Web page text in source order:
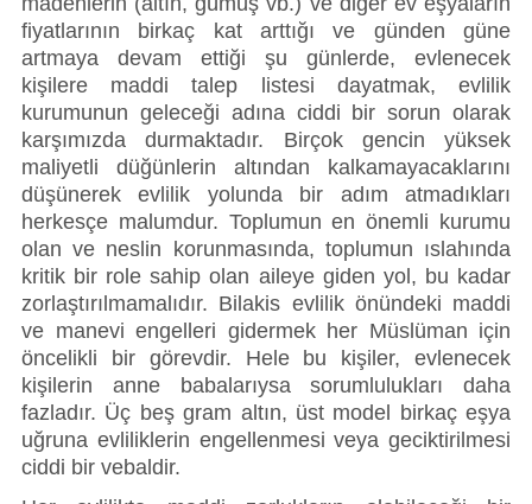
fiyatlarının birkaç kat arttığı ve günden güne
artmaya devam ettiği şu günlerde, evlenecek
kişilere maddi talep listesi dayatmak, evlilik
kurumunun geleceği adına ciddi bir sorun olarak
karşımızda durmaktadır. Birçok gencin yüksek
maliyetli düğünlerin altından kalkamayacaklarını
düşünerek evlilik yolunda bir adım atmadıkları
herkesçe malumdur. Toplumun en önemli kurumu
olan ve neslin korunmasında, toplumun ıslahında
kritik bir role sahip olan aileye giden yol, bu kadar
zorlaştırılmamalıdır. Bilakis evlilik önündeki maddi
ve manevi engelleri gidermek her Müslüman için
öncelikli bir görevdir. Hele bu kişiler, evlenecek
kişilerin anne babalarıysa sorumlulukları daha
fazladır. Üç beş gram altın, üst model birkaç eşya
uğruna evliliklerin engellenmesi veya geciktirilmesi
ciddi bir vebaldir.